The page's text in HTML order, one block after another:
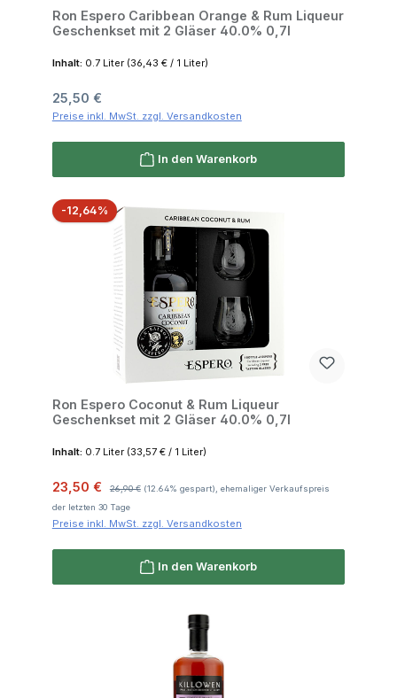
Ron Espero Caribbean Orange & Rum Liqueur
Geschenkset mit 2 Gläser 40.0% 0,7l
Inhalt: 0.7 Liter (36,43 € / 1 Liter)
Regulärer Preis:
25,50 €
Preise inkl. MwSt. zzgl. Versandkosten
In den Warenkorb
-12,64%Rabatt
Ron Espero Coconut & Rum Liqueur
Geschenkset mit 2 Gläser 40.0% 0,7l
Inhalt: 0.7 Liter (33,57 € / 1 Liter)
Verkaufspreis:
23,50 € 26,90 € (12.64% gespart), ehemaliger Verkaufspreis
der letzten 30 Tage
Preise inkl. MwSt. zzgl. Versandkosten
In den Warenkorb